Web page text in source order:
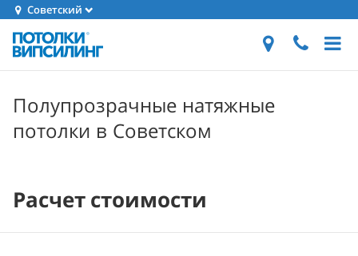
Советский
Полупрозрачные натяжные
потолки в Советском
Расчет стоимости